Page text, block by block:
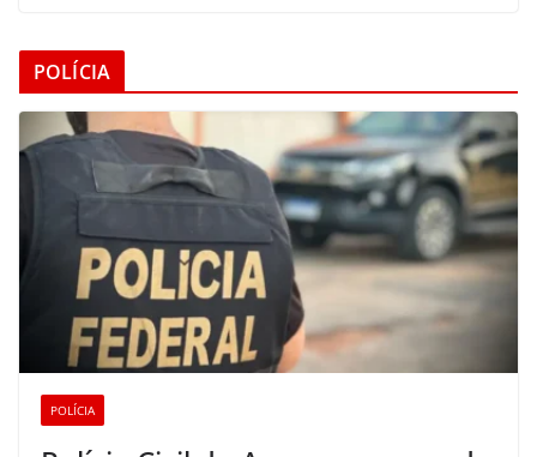
POLÍCIA
POLÍCIA